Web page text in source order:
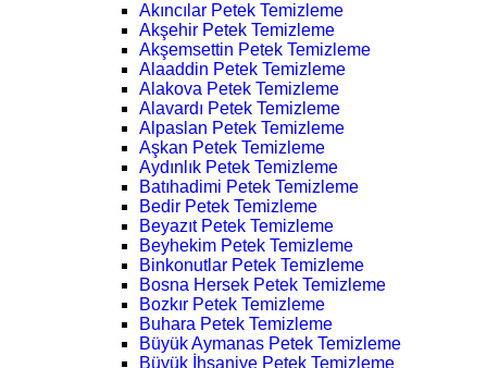
Akıncılar Petek Temizleme
Akşehir Petek Temizleme
Akşemsettin Petek Temizleme
Alaaddin Petek Temizleme
Alakova Petek Temizleme
Alavardı Petek Temizleme
Alpaslan Petek Temizleme
Aşkan Petek Temizleme
Aydınlık Petek Temizleme
Batıhadimi Petek Temizleme
Bedir Petek Temizleme
Beyazıt Petek Temizleme
Beyhekim Petek Temizleme
Binkonutlar Petek Temizleme
Bosna Hersek Petek Temizleme
Bozkır Petek Temizleme
Buhara Petek Temizleme
Büyük Aymanas Petek Temizleme
Büyük İhsaniye Petek Temizleme